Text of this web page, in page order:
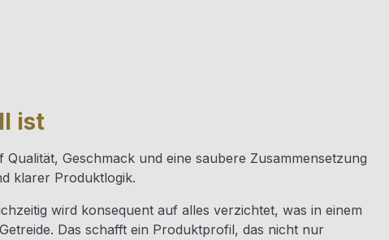
ist
Geschmack und eine saubere Zusammensetzung
klarer Produktlogik.
wird konsequent auf alles verzichtet, was in einem
Das schafft ein Produktprofil, das nicht nur